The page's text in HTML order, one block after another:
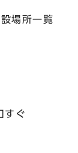
場所一覧
すぐ